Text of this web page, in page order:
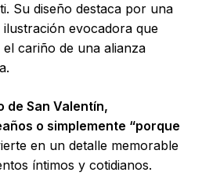
Su diseño destaca por una
evocadora que
cariño de una alianza
de San Valentín,
o simplemente “porque
en un detalle memorable
íntimos y cotidianos.